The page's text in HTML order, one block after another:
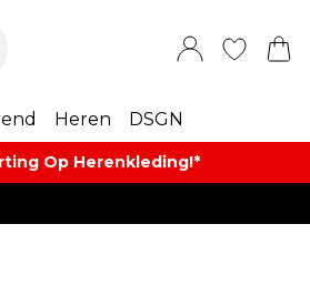
Heren DSGN
Op Herenkleding​!*​